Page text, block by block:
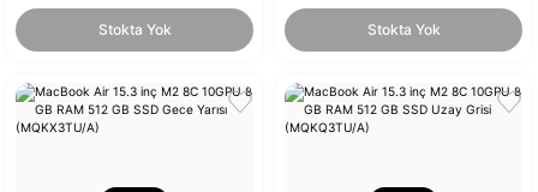
Stokta Yok Stokta Yok